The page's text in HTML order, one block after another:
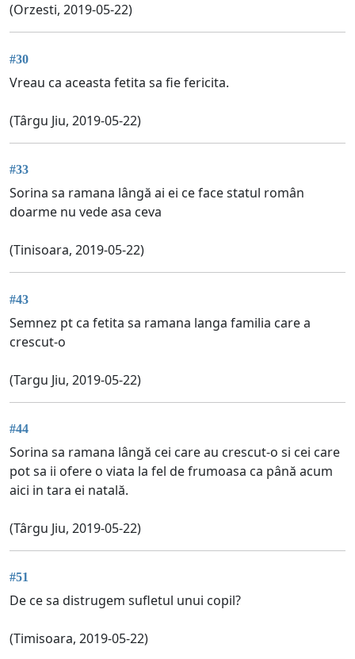
(Orzesti, 2019-05-22)
#30
Vreau ca aceasta fetita sa fie fericita.
(Târgu Jiu, 2019-05-22)
#33
Sorina sa ramana lângă ai ei ce face statul român
doarme nu vede asa ceva
(Tinisoara, 2019-05-22)
#43
Semnez pt ca fetita sa ramana langa familia care a
crescut-o
(Targu Jiu, 2019-05-22)
#44
Sorina sa ramana lângă cei care au crescut-o si cei care
pot sa ii ofere o viata la fel de frumoasa ca până acum
aici in tara ei natală.
(Târgu Jiu, 2019-05-22)
#51
De ce sa distrugem sufletul unui copil?
(Timisoara, 2019-05-22)